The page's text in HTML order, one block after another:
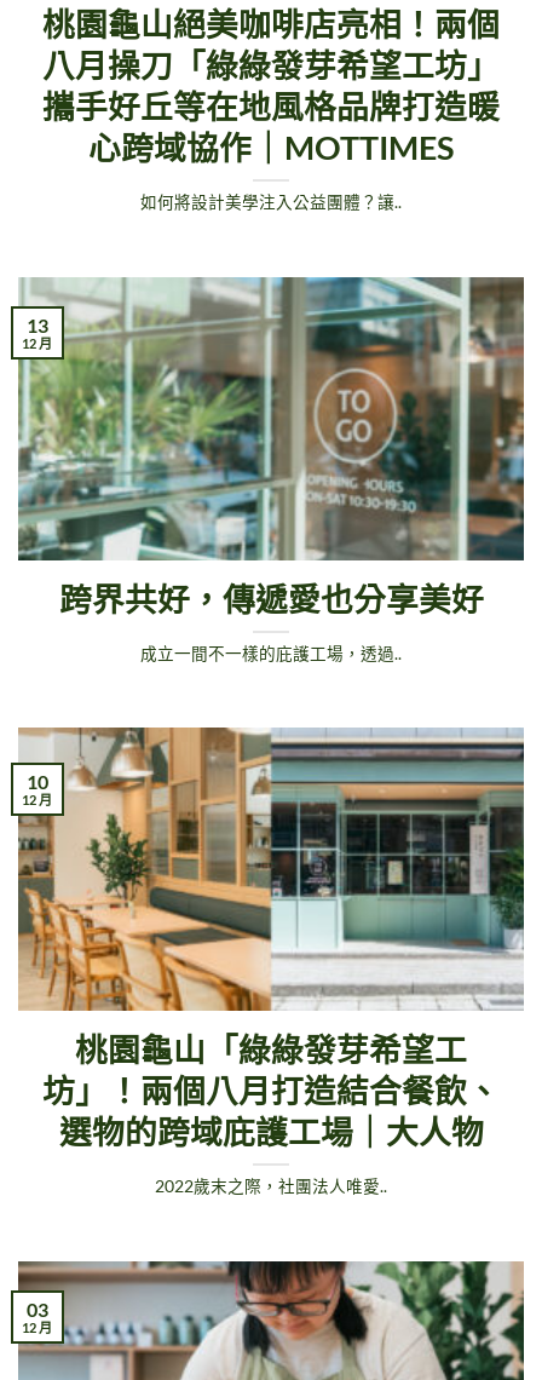
桃園龜山絕美咖啡店亮相！兩個
八月操刀「綠綠發芽希望工坊」
攜手好丘等在地風格品牌打造暖
心跨域協作｜MOTTIMES
如何將設計美學注入公益團體？讓..
跨界共好，傳遞愛也分享美好
成立一間不一樣的庇護工場，透過..
13
12 月
桃園龜山「綠綠發芽希望工
坊」！兩個八月打造結合餐飲、
選物的跨域庇護工場｜大人物
2022歲末之際，社團法人唯愛..
10
12 月
03
12 月